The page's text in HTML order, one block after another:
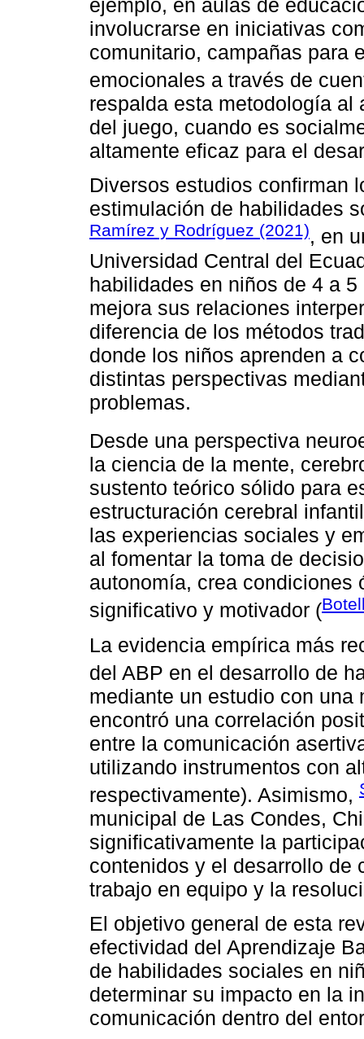
ejemplo, en aulas de
involucrarse en iniciativas
comunitario, campañas para
emocionales a través de
respalda esta metodología al
del juego, cuando es
altamente eficaz para el
Diversos estudios confirman
estimulación de habilidades
Ramírez y Rodríguez (2021), en
Universidad Central del
habilidades en niños de 4 a
mejora sus relaciones
diferencia de los métodos
donde los niños aprenden a
distintas perspectivas
problemas.
Desde una perspectiva
la ciencia de la mente,
sustento teórico sólido para
estructuración cerebral
las experiencias sociales y
al fomentar la toma de
autonomía, crea condiciones
significativo y motivador (
La evidencia empírica más
del ABP en el desarrollo de
mediante un estudio con
encontró una correlación
entre la comunicación
utilizando instrumentos con
respectivamente). Asimismo,
municipal de Las Condes,
significativamente la
contenidos y el desarrollo de
trabajo en equipo y la
El objetivo general de esta
efectividad del Aprendizaje
de habilidades sociales en
determinar su impacto en la
comunicación dentro del